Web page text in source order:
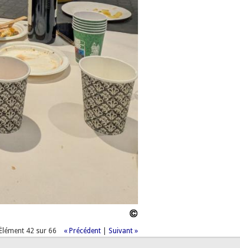
Élément 42 sur 66 « Précédent| Suivant »